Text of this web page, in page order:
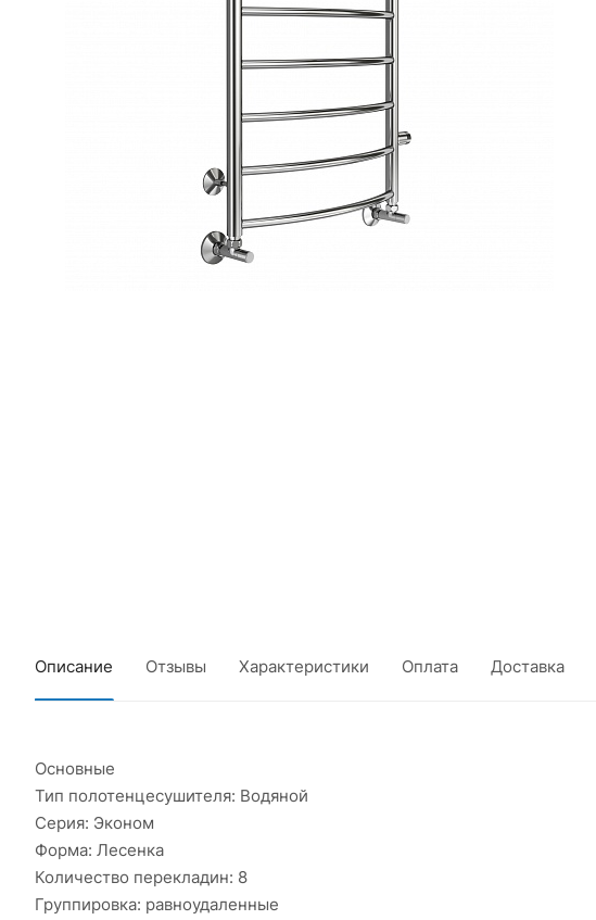
Описание Отзывы Характеристики Оплата Доставка
Основные
Тип полотенцесушителя: Водяной
Серия: Эконом
Форма: Лесенка
Количество перекладин: 8
Группировка: равноудаленные